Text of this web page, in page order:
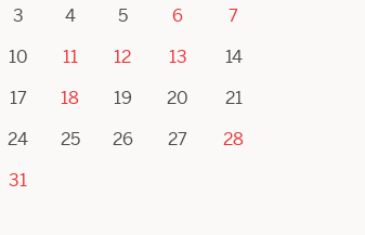
3 4 5 6
7
10 11 12 13
14
17 18 19 20
21
24 25 26 27
28
31